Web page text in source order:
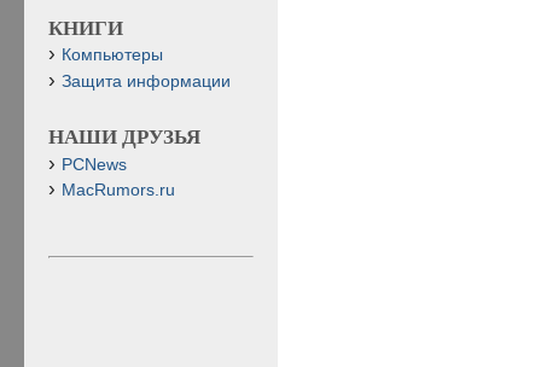
КНИГИ
Компьютеры
Защита информации
НАШИ ДРУЗЬЯ
PCNews
MacRumors.ru